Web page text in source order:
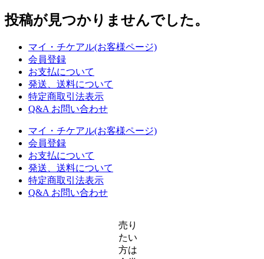
投稿が見つかりませんでした。
マイ・チケアル(お客様ページ)
会員登録
お支払について
発送、送料について
特定商取引法表示
Q&A お問い合わせ
マイ・チケアル(お客様ページ)
会員登録
お支払について
発送、送料について
特定商取引法表示
Q&A お問い合わせ
売り
たい
方は